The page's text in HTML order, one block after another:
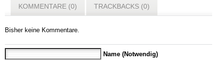
KOMMENTARE (0) TRACKBACKS (0)
Bisher keine Kommentare.
Name (Notwendig)